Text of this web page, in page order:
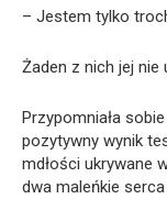
– Jestem tylko
Żaden z nich jej nie
Przypomniała
pozytywny wynik
mdłości ukrywane
dwa maleńkie